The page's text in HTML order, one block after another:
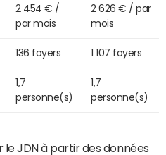
2 454 € /
par mois
2 626 € / par
mois
136 foyers 1 107 foyers
1,7
personne(s)
1,7
personne(s)
JDN à partir des données